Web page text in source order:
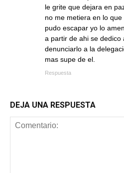
le grite que dejara en
no me metiera en lo
pudo escapar yo lo
a partir de ahi se
denunciarlo a la
mas supe de el.
Respuesta
DEJA UNA RESPUESTA